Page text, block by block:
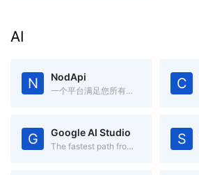
AI
N NodApi
一个平台满足您所有的AI 推理需求 C
G Google AI Studio
The fastest path from prompt to production with Gemini S